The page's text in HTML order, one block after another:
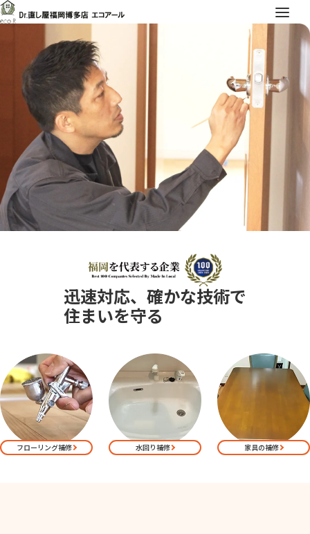
迅速対応、確かな技術で
住まいを守る
フローリング補修 水回り補修 家具の補修